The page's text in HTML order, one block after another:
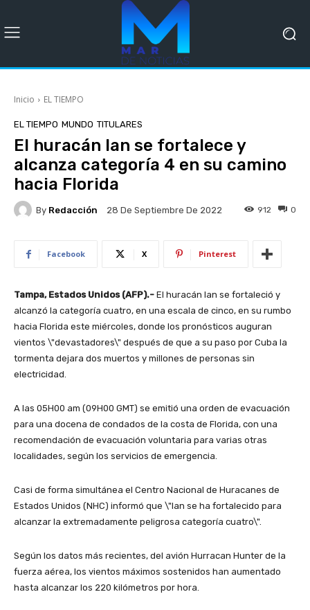
Inicio EL TIEMPO
EL TIEMPO MUNDO TITULARES
El huracán Ian se fortalece y
alcanza categoría 4 en su camino
hacia Florida
By Redacción 28 De Septiembre De 2022 0
912
Facebook X Pinterest
Tampa, Estados Unidos (AFP).- El huracán Ian se fortaleció y
alcanzó la categoría cuatro, en una escala de cinco, en su rumbo
hacia Florida este miércoles, donde los pronósticos auguran
vientos \"devastadores\" después de que a su paso por Cuba la
tormenta dejara dos muertos y millones de personas sin
electricidad.
A las 05H00 am (09H00 GMT) se emitió una orden de evacuación
para una docena de condados de la costa de Florida, con una
recomendación de evacuación voluntaria para varias otras
localidades, según los servicios de emergencia.
Casi de forma simultánea el Centro Nacional de Huracanes de
Estados Unidos (NHC) informó que \"Ian se ha fortalecido para
alcanzar la extremadamente peligrosa categoría cuatro\".
Según los datos más recientes, del avión Hurracan Hunter de la
fuerza aérea, los vientos máximos sostenidos han aumentado
hasta alcanzar los 220 kilómetros por hora.